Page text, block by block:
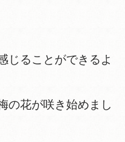
じることができるよ
の花が咲き始めまし